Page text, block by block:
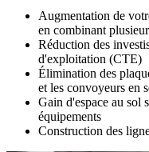
Augmentation de
en combinant
Réduction des
d'exploitation (CTE)
Élimination des
et les convoyeurs en
Gain d'espace au sol
équipements
Construction des